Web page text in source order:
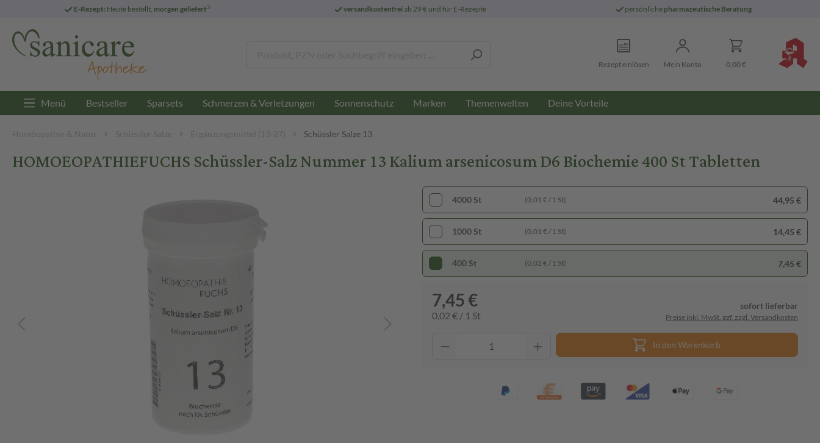
E-Rezept: Heute bestellt, morgen geliefert3 versandkostenfreiab 29 € und für E-Rezepte persönliche pharmazeutische Beratung
Rezept einlösen Mein Konto 0,00 €
Menü Bestseller Sparsets Schmerzen & Verletzungen Sonnenschutz Marken Themenwelten Deine Vorteile
Homöopathie & Natur Schüssler Salze Ergänzungsmittel (13-27) Schüssler Salze 13
HOMOEOPATHIEFUCHS Schüssler-Salz Nummer 13 Kalium arsenicosum D6 Biochemie 400 St Tabletten
4000 St (0,01 € / 1 St) 44,95 €
1000 St (0,01 € / 1 St) 14,45 €
400 St (0,02 € / 1 St) 7,45 €
7,45 €
0,02 € / 1 St
sofort lieferbar
Preise inkl. MwSt. ggf. zzgl. Versandkosten
In den Warenkorb